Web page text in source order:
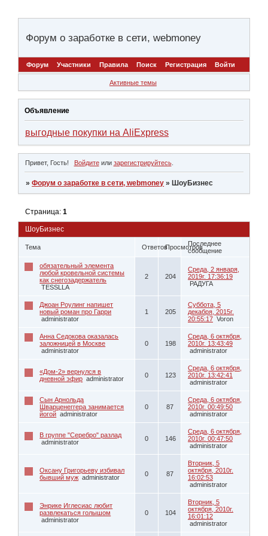
Форум о заработке в сети, webmoney
Форум Участники Правила Поиск Регистрация Войти
Активные темы
Объявление
выгодные покупки на AliExpress
Привет, Гость! Войдитеили зарегистрируйтесь.
»Форум о заработке в сети, webmoney » ШоуБизнес
ШоуБизнес
Страница:1
Тема ОтветовПросмотровПоследнее
сообщение
обязательный элемента
любой кровельной системы
как снегозадержатель
TESSLLA
2 204
Среда, 2 января,
2019г. 17:36:19
РАДУГА
Джоан Роулинг напишет
новый роман про Гарри
administrator
1 205
Суббота, 5
декабря, 2015г.
20:55:17 Voron
Анна Седокова оказалась
заложницей в Москве
administrator
0 198
Среда, 6 октября,
2010г. 13:43:49
administrator
«Дом-2» вернулся в
дневной эфир administrator 0 123
Среда, 6 октября,
2010г. 13:42:41
administrator
Сын Арнольда
Шварценеггера занимается
йогой administrator
0 87
Среда, 6 октября,
2010г. 00:49:50
administrator
В группе "Серебро" разлад
administrator
0 146
Среда, 6 октября,
2010г. 00:47:50
administrator
Оксану Григорьеву избивал
бывший муж administrator 0 87
Вторник, 5
октября, 2010г.
16:02:53
administrator
Энрике Иглесиас любит
развлекаться голышом
administrator
0 104
Вторник, 5
октября, 2010г.
16:01:12
administrator